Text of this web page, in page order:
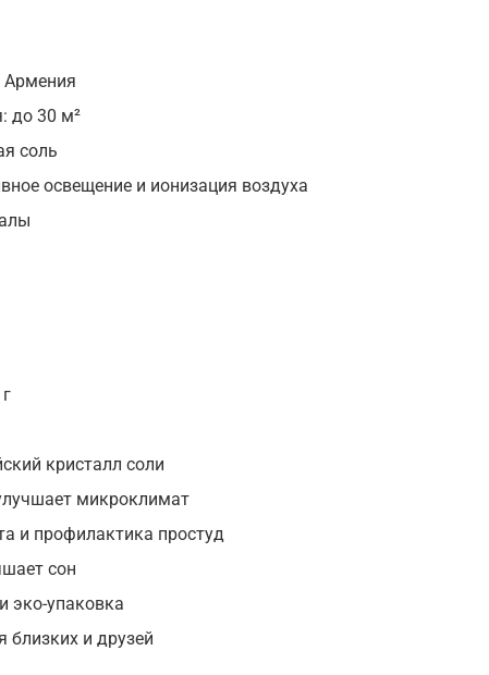
Армения
до 30 м²
соль
освещение и ионизация воздуха
кристалл соли
микроклимат
и профилактика простуд
сон
эко-упаковка
и друзей